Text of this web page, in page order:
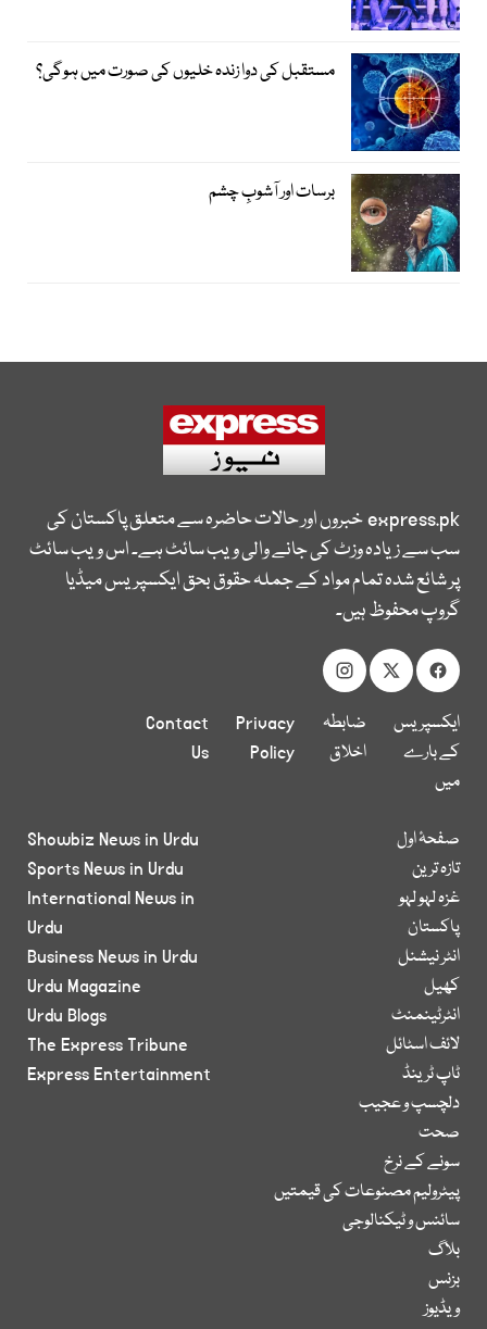
مستقبل کی دوا زندہ خلیوں کی صورت میں ہوگی؟
برسات اور آشوبِ چشم
express.pkخبروں اور حالات حاضرہ سے متعلق پاکستان کی
سب سے زیادہ وزٹ کی جانے والی ویب سائٹ ہے۔ اس ویب سائٹ
پر شائع شدہ تمام مواد کے جملہ حقوق بحق ایکسپریس میڈیا
گروپ محفوظ ہیں۔
ایکسپریس
کے بارے
میں
ضابطہ
اخلاق
Privacy
Policy
Contact
Us
صفحۂ اول
تازہ ترین
غزہ لہو لہو
پاکستان
انٹر نیشنل
کھیل
انٹرٹینمنٹ
لائف اسٹائل
ٹاپ ٹرینڈ
دلچسپ و عجیب
صحت
سونے کے نرخ
پیٹرولیم مصنوعات کی قیمتیں
سائنس و ٹیکنالوجی
بلاگ
بزنس
ویڈیوز
Showbiz News in Urdu
Sports News in Urdu
International News in
Urdu
Business News in Urdu
Urdu Magazine
Urdu Blogs
The Express Tribune
Express Entertainment